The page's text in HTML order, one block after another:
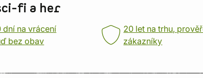
fi a her
dní na vrácení
bez obav
20 let na trhu,
zákazníky